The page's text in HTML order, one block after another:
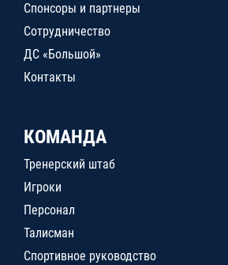
Спонсоры и партнеры
Сотрудничество
ДС «Большой»
Контакты
КОМАНДА
Тренерский штаб
Игроки
Персонал
Талисман
Спортивное руководство